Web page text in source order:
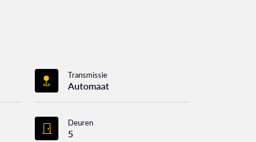
Transmissie
Automaat
Deuren
5